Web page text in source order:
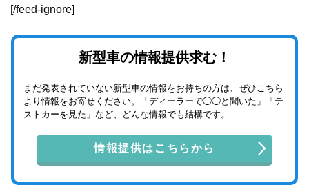
[/feed-ignore]
新型車の情報提供求む！
まだ発表されていない新型車の情報をお持ちの方は、ぜひこちら
より情報をお寄せください。「ディーラーで◯◯と聞いた」「テ
ストカーを見た」など、どんな情報でも結構です。
情報提供はこちらから